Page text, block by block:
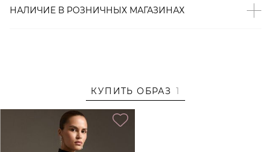
– В составе: 100% вискоза – мягкий, гипоаллергенный,
СУМКА-БАГЕТ ИЗ ЭКОКОЖИ LERA
НАЛИЧИЕ В РОЗНИЧНЫХ МАГАЗИНАХ
КУПИТЬ ОБРАЗ 1